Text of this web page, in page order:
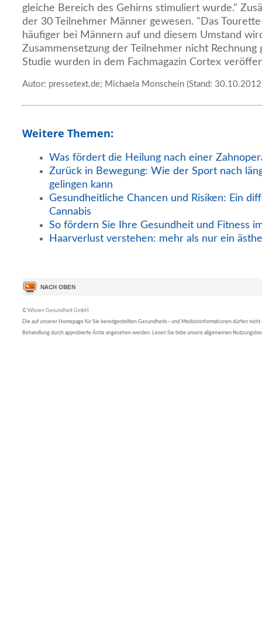
gleiche Bereich des Gehirns stimuliert wurde."
der 30 Teilnehmer Männer gewesen. "Das
häufiger bei Männern auf und diesem Umstand
Zusammensetzung der Teilnehmer nicht Rechnung
Studie wurden in dem Fachmagazin Cortex
Autor: pressetext.de; Michaela Monschein (Stand:
Weitere Themen:
Was fördert die Heilung nach einer
Zurück in Bewegung: Wie der Sport nach
gelingen kann
Gesundheitliche Chancen und Risiken: Ein
Cannabis
So fördern Sie Ihre Gesundheit und Fitness
Haarverlust verstehen: mehr als nur ein
© Wissen Gesundheit GmbH
Die auf unserer Homepage für Sie bereitgestellten Gesundheits– und Medizininformationen dürfen nicht
Behandlung durch approbierte Ärzte angesehen werden. Lesen Sie bitte unsere allgemeinen